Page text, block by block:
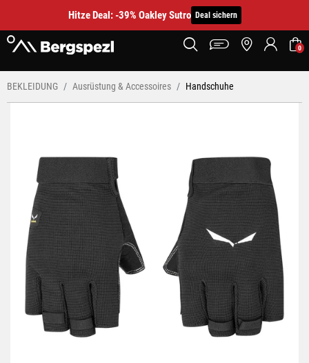
Hitze Deal: -39% Oakley Sutro Deal sichern
0
BEKLEIDUNG Ausrüstung & Accessoires Handschuhe